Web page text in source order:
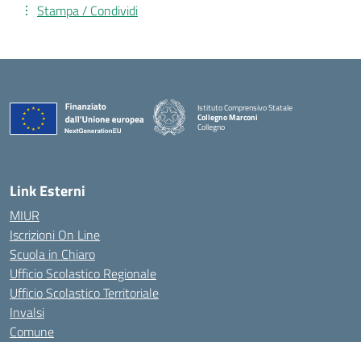
Stampa / Condividi
Istituto Comprensivo Statale
Collegno Marconi
Collegno
Link Esterni
MIUR
Iscrizioni On Line
Scuola in Chiaro
Ufficio Scolastico Regionale
Ufficio Scolastico Territoriale
Invalsi
Comune